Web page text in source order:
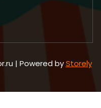
| Powered byStorely